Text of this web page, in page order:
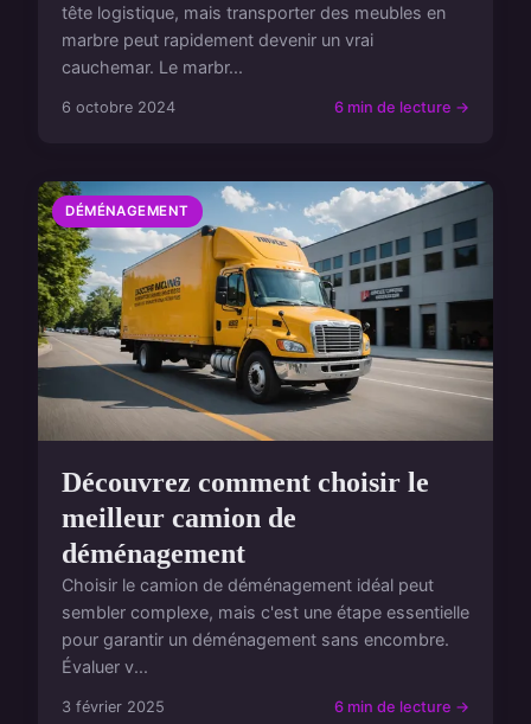
tête logistique, mais transporter des meubles en
marbre peut rapidement devenir un vrai
cauchemar. Le marbr...
6 octobre 2024 6 min de lecture →
DÉMÉNAGEMENT
Découvrez comment choisir le
meilleur camion de
déménagement
Choisir le camion de déménagement idéal peut
sembler complexe, mais c'est une étape essentielle
pour garantir un déménagement sans encombre.
Évaluer v...
3 février 2025 6 min de lecture →